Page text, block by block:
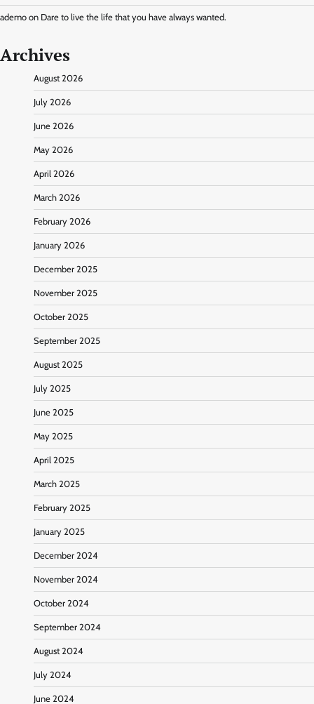
ademo on Dare to live the life that you have always wanted.
Archives
August 2026
July 2026
June 2026
May 2026
April 2026
March 2026
February 2026
January 2026
December 2025
November 2025
October 2025
September 2025
August 2025
July 2025
June 2025
May 2025
April 2025
March 2025
February 2025
January 2025
December 2024
November 2024
October 2024
September 2024
August 2024
July 2024
June 2024